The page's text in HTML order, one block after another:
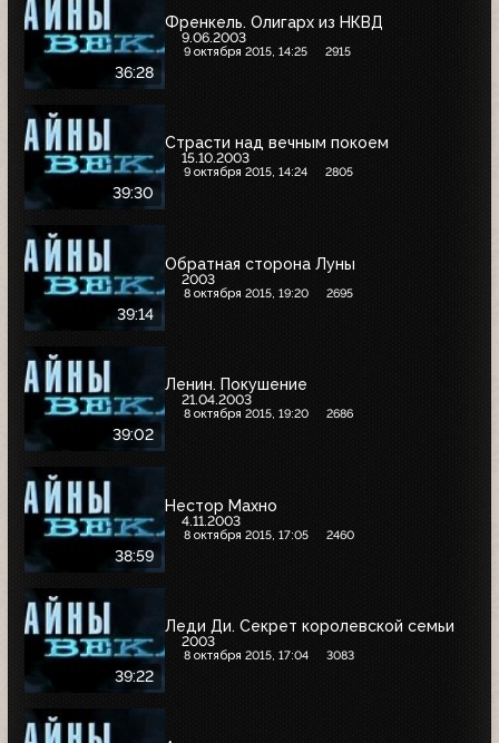
36:28
Френкель. Олигарх из НКВД
9.06.2003
9 октября 2015, 14:25 2915
39:30
Страсти над вечным покоем
15.10.2003
9 октября 2015, 14:24 2805
39:14
Обратная сторона Луны
2003
8 октября 2015, 19:20 2695
39:02
Ленин. Покушение
21.04.2003
8 октября 2015, 19:20 2686
38:59
Нестор Махно
4.11.2003
8 октября 2015, 17:05 2460
39:22
Леди Ди. Секрет королевской семьи
2003
8 октября 2015, 17:04 3083